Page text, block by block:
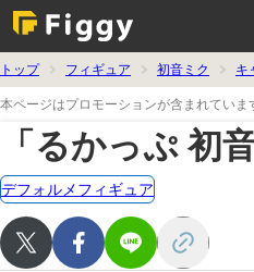
トップ フィギュア 初音ミク
キ
本ページはプロモーションが含まれていま
「るかっぷ 初
デフォルメフィギュア